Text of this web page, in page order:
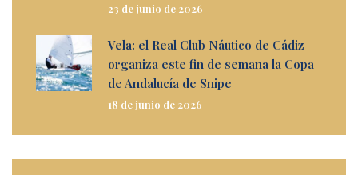
23 de junio de 2026
Vela: el Real Club Náutico de Cádiz
organiza este fin de semana la Copa
de Andalucía de Snipe
18 de junio de 2026